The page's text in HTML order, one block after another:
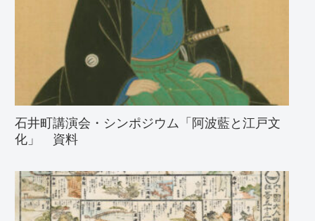
石井町講演会・シンポジウム「阿波藍と江戸文
化」 資料